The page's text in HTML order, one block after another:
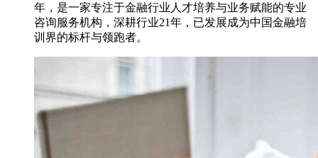
年，是一家专注于金融行业人才培养与业务赋能的专业
咨询服务机构，深耕行业21年，已发展成为中国金融培
训界的标杆与领跑者。